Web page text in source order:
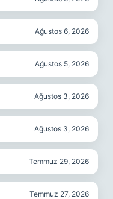
Ağustos 6, 2026
Ağustos 5, 2026
Ağustos 3, 2026
Ağustos 3, 2026
Temmuz 29, 2026
Temmuz 27, 2026